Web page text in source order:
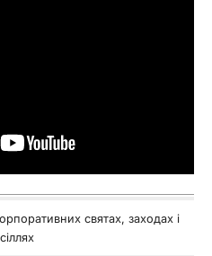
святах, заходах і